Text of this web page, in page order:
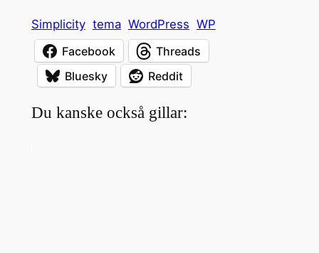
Simplicity tema WordPress WP
Facebook
Threads
Bluesky
Reddit
Du kanske också gillar: